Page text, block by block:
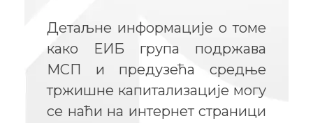
Детаљне информације о томе
како ЕИБ група подржава
МСП и предузећа средње
тржишне капитализације могу
се наћи на интернет страници